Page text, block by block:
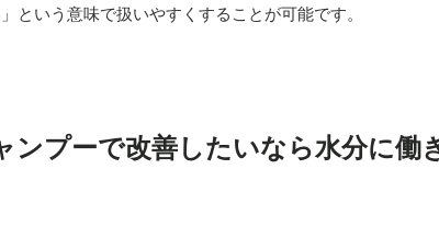
という意味で扱いやすくすることが可能です。
ンプーで改善したいなら水分に働